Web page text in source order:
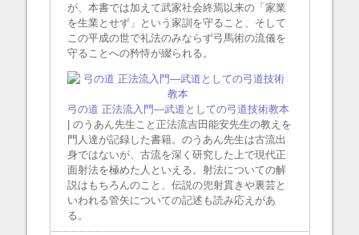
が、本書では加えて武家社会終焉以来の「家業
を生業とせず」という家訓を守ること、そして
この平成の世で礼法のみならず弓馬術の流儀を
守ることへの矜恃が綴られる。
弓の道 正法流入門―武道としての弓道技術教本
| のうあん先生こと正法流吉田能安先生の教えを
門人達が記録した書籍。のうあん先生は古流出
身ではないが、古流を深く研究した上で現代正
面射法を極めた人といえる。射法についての解
説はもちろんのこと、伝説の兜射貫きや裏芸と
いわれる管矢についての記述も読み応えがあ
る。